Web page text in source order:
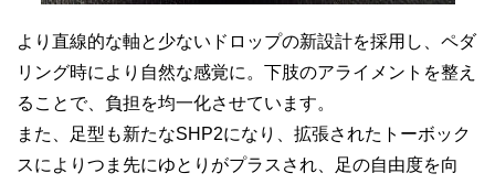
より直線的な軸と少ないドロップの新設計を採用し、ペダ
リング時により自然な感覚に。下肢のアライメントを整え
ることで、負担を均一化させています。
また、足型も新たなSHP2になり、拡張されたトーボック
スによりつま先にゆとりがプラスされ、足の自由度を向